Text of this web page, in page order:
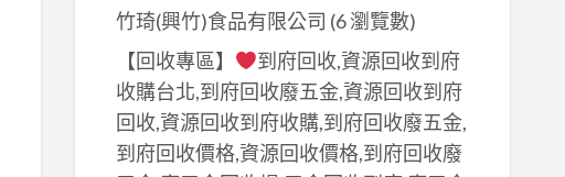
竹琦(興竹)食品有限公司 (6 瀏覽數)
【回收專區】
到府回收,資源回收到府
收購台北,到府回收廢五金,資源回收到府
回收,資源回收到府收購,到府回收廢五金,
到府回收價格,資源回收價格,到府回收廢